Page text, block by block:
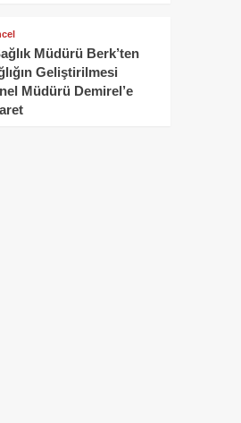
Müdürü Berk’ten
Geliştirilmesi
Müdürü Demirel’e